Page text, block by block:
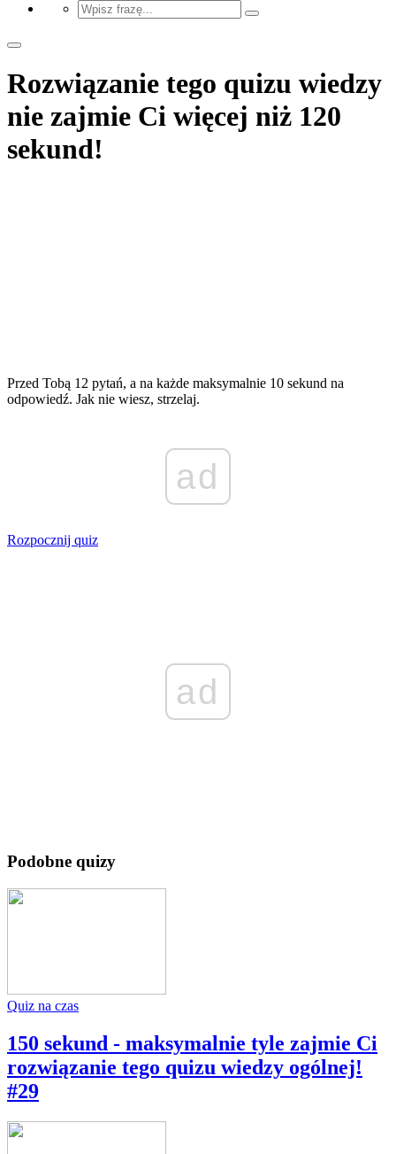
Rozwiązanie tego quizu wiedzy
nie zajmie Ci więcej niż 120
sekund!
Przed Tobą 12 pytań, a na każde maksymalnie 10 sekund na
odpowiedź. Jak nie wiesz, strzelaj.
ad
Rozpocznij quiz
ad
Podobne quizy
Quiz na czas
150 sekund - maksymalnie tyle zajmie Ci
rozwiązanie tego quizu wiedzy ogólnej!
#29